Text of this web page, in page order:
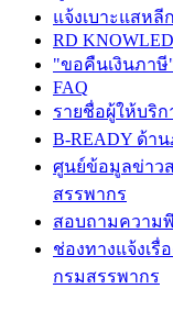
แจ้งเบาะแสหลี
RD
"ขอคืนเงินภา
FAQ
รายชื่อผู้ให้บริ
B-READY ด้า
ศูนย์ข้อมูลข่าว
สรรพากร
สอบถามความ
ช่องทางแจ้งเรื่
กรมสรรพากร